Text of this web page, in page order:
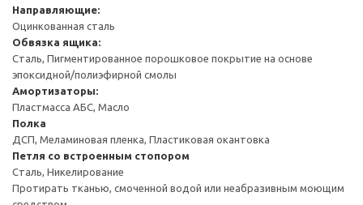
Направляющие:
Оцинкованная сталь
Обвязка ящика:
Сталь, Пигментированное порошковое покрытие на основе
эпоксидной/полиэфирной смолы
Амортизаторы:
Пластмасса АБС, Масло
Полка
ДСП, Меламиновая пленка, Пластиковая окантовка
Петля со встроенным стопором
Сталь, Никелирование
Протирать тканью, смоченной водой или неабразивным моющим